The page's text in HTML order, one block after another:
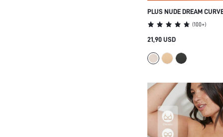
PLUS NUDE DREAM
MOCHA STRAPLESS
BIUSTONOSZ WIERZCHNI
BASIC HALF MINIMIZER
(100+)
21,90 USD